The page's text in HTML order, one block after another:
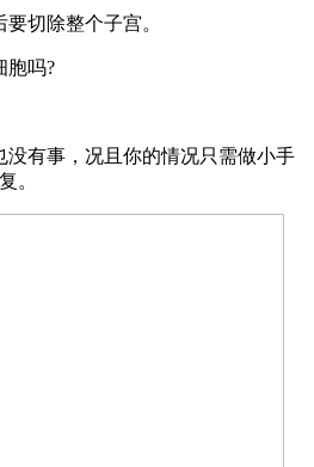
切除整个子宫。
胞吗?
没有事，况且你的情况只需做小手
。